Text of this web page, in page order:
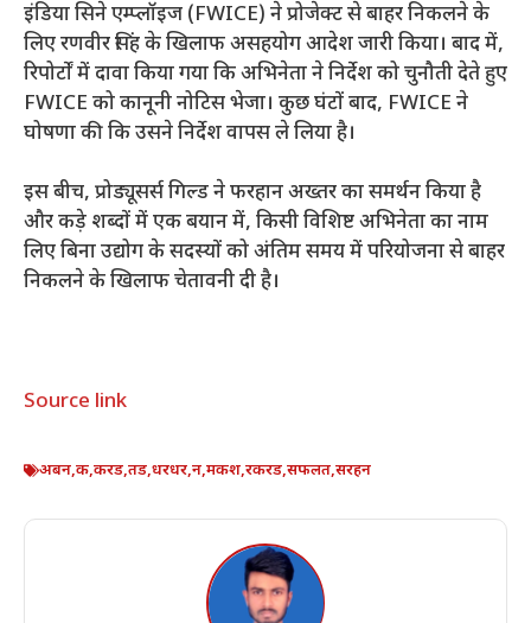
इंडिया सिने एम्प्लॉइज (FWICE) ने प्रोजेक्ट से बाहर निकलने के
लिए रणवीर सिंह के खिलाफ असहयोग आदेश जारी किया। बाद में,
रिपोर्टों में दावा किया गया कि अभिनेता ने निर्देश को चुनौती देते हुए
FWICE को कानूनी नोटिस भेजा। कुछ घंटों बाद, FWICE ने
घोषणा की कि उसने निर्देश वापस ले लिया है।
इस बीच, प्रोड्यूसर्स गिल्ड ने फरहान अख्तर का समर्थन किया है
और कड़े शब्दों में एक बयान में, किसी विशिष्ट अभिनेता का नाम
लिए बिना उद्योग के सदस्यों को अंतिम समय में परियोजना से बाहर
निकलने के खिलाफ चेतावनी दी है।
Source link
अबन,क,करड,तड,धरधर,न,मकश,रकरड,सफलत,सरहन